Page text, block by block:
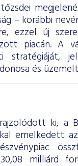
– korábbi
ezzel új
piacán. A
stratégiáját,
és
ki, a
emelkedett
milliárd